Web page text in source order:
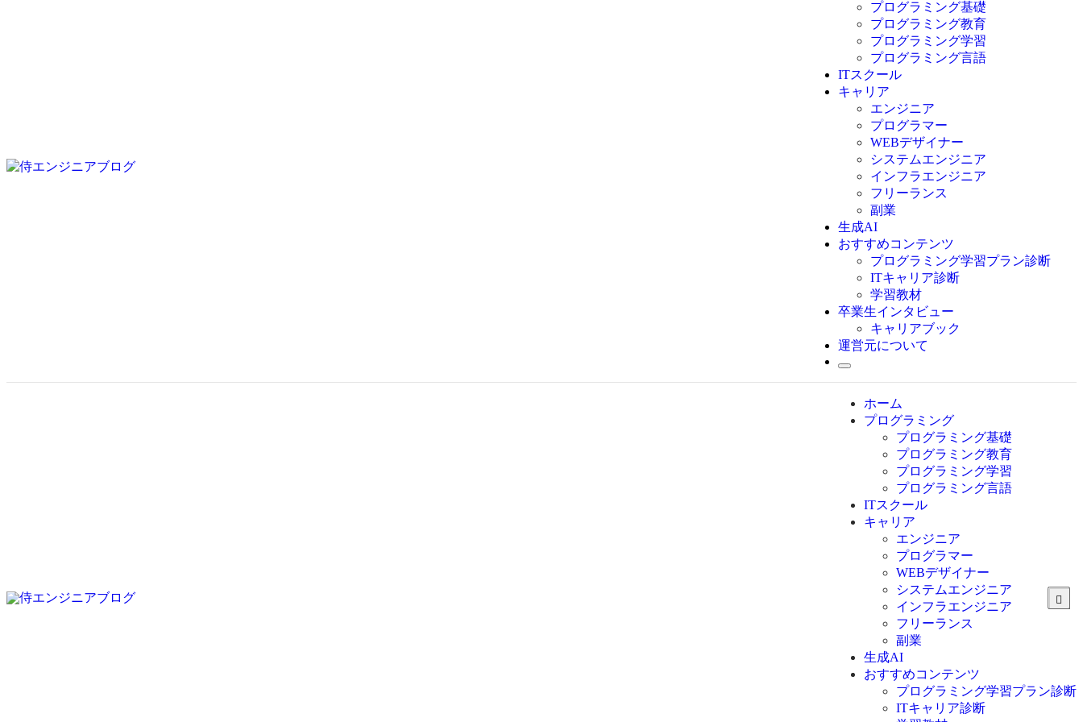
プログラミング基礎
プログラミング教育
プログラミング学習
プログラミング言語
C言語
C#
VBA
Go言語
Kotlin
Java
JavaScript
Swift
Ruby
その他言語
ITスクール
キャリア
エンジニア
プログラマー
WEBデザイナー
システムエンジニア
インフラエンジニア
フリーランス
副業
生成AI
おすすめコンテンツ
プログラミング学習プラン診断
ITキャリア診断
学習教材
卒業生インタビュー
キャリアブック
運営元について
ホーム
プログラミング
プログラミング基礎
プログラミング教育
プログラミング学習
プログラミング言語
C言語
C#
VBA
Go言語
Kotlin
Java
JavaScript
Swift
Ruby
その他言語
ITスクール
キャリア
エンジニア
プログラマー
WEBデザイナー
システムエンジニア
インフラエンジニア
フリーランス
副業
生成AI
おすすめコンテンツ
プログラミング学習プラン診断
ITキャリア診断